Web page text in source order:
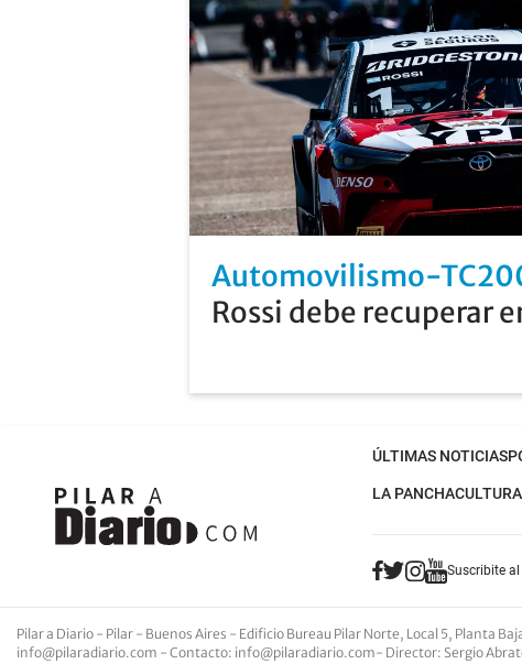
Automovilismo-
Rossi debe recuperar
ÚLTIMAS NOTICIAS
LA PANCHA
Suscribite
Pilar a Diario - Pilar - Buenos Aires - Edificio Bureau Pilar Norte, Local 5, Planta
info@pilaradiario.com - Contacto: info@pilaradiario.com- Director: Sergio